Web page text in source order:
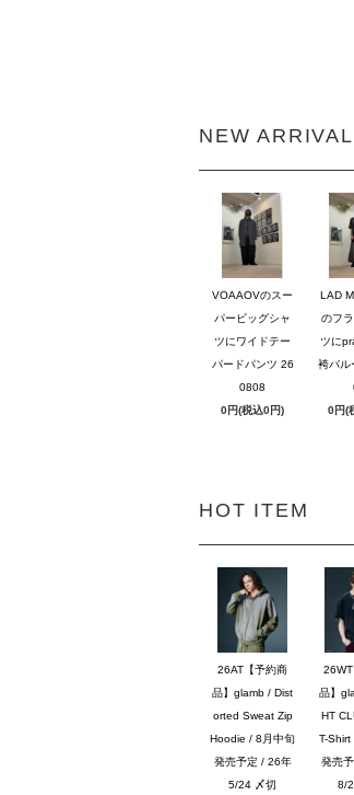
NEW ARRIVAL
VOAAOVのスー
パービッグシャ
ツにワイドテー
パードパンツ 26
0808
0円(税込0円)
LAD
のフ
ツに
袴バル
0円(
HOT ITEM
26AT【予約商
品】glamb / Dist
orted Sweat Zip
Hoodie / 8月中旬
発売予定 / 26年
5/24 〆切
品】
HT
T-Shirt
発売
8/